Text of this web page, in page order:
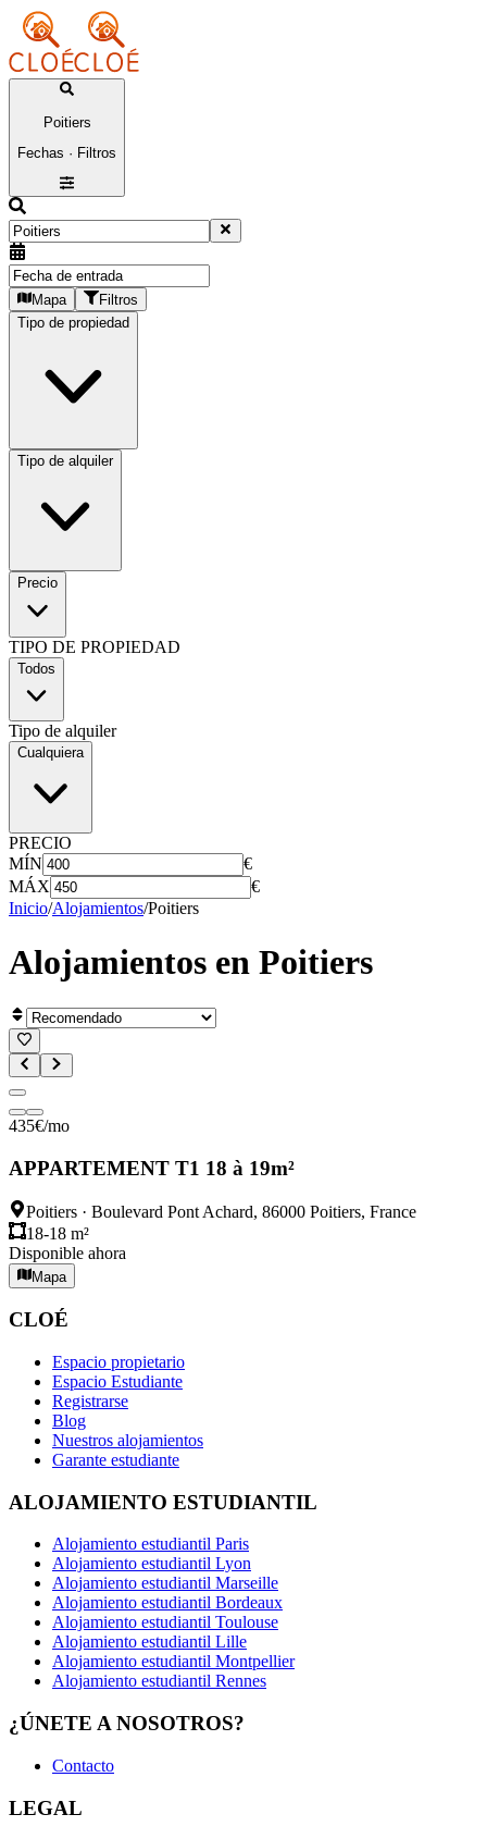
Poitiers
Fechas · Filtros
Mapa
Filtros
Tipo de propiedad
Tipo de alquiler
Precio
TIPO DE PROPIEDAD
Todos
Tipo de alquiler
Cualquiera
PRECIO
MÍN
€
MÁX
€
Inicio/Alojamientos/Poitiers
Alojamientos en Poitiers
435€/mo
APPARTEMENT T1 18 à 19m²
Poitiers · Boulevard Pont Achard, 86000 Poitiers, France
18-18 m²
Disponible ahora
Mapa
CLOÉ
Espacio propietario
Espacio Estudiante
Registrarse
Blog
Nuestros alojamientos
Garante estudiante
ALOJAMIENTO ESTUDIANTIL
Alojamiento estudiantil Paris
Alojamiento estudiantil Lyon
Alojamiento estudiantil Marseille
Alojamiento estudiantil Bordeaux
Alojamiento estudiantil Toulouse
Alojamiento estudiantil Lille
Alojamiento estudiantil Montpellier
Alojamiento estudiantil Rennes
¿ÚNETE A NOSOTROS?
Contacto
LEGAL